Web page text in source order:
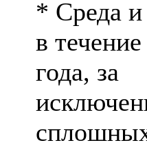
* Среда и
в течение
года, за